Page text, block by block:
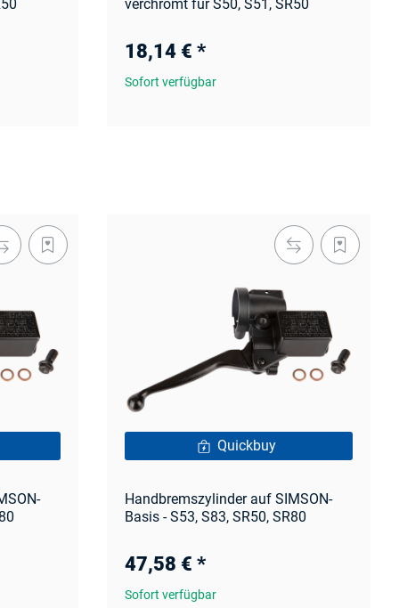
verchromt für S50, S51, SR50
18,14 € *
Sofort verfügbar
Quickbuy
Handbremszylinder auf SIMSON-
Basis - S53, S83, SR50, SR80
47,58 € *
Sofort verfügbar